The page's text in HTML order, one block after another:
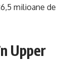
milioane de
Upper